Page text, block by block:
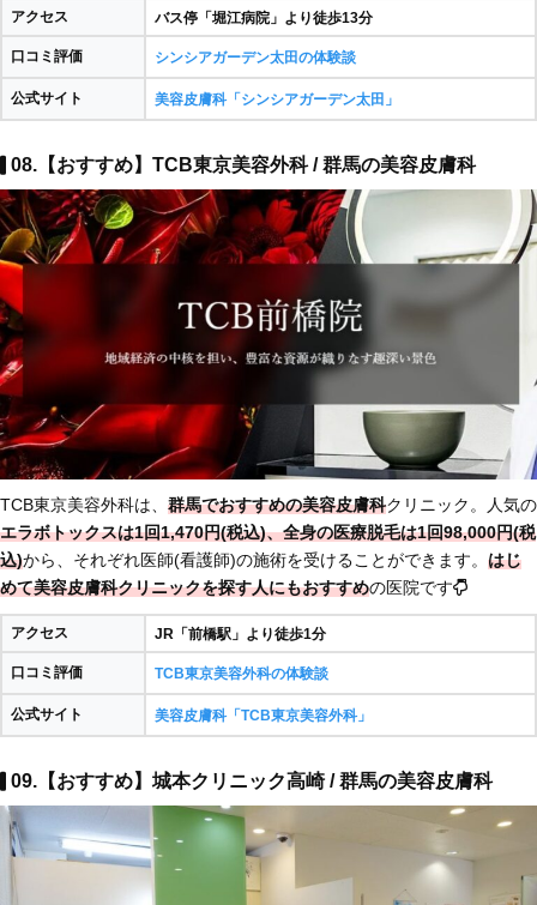
アクセス バス停「堀江病院」より徒歩13分
口コミ評価 シンシアガーデン太田の体験談
公式サイト 美容皮膚科「シンシアガーデン太田」
08.【おすすめ】TCB東京美容外科 / 群馬の美容皮膚科
TCB東京美容外科は、 群馬でおすすめの美容皮膚科クリニック。人気の
エラボトックスは1回1,470円(税込)、全身の医療脱毛は1回98,000円(税
込)から、それぞれ医師(看護師)の施術を受けることができます。 はじ
めて美容皮膚科クリニックを探す人にもおすすめの医院です
アクセス JR「前橋駅」より徒歩1分
口コミ評価 TCB東京美容外科の体験談
公式サイト 美容皮膚科「TCB東京美容外科」
09.【おすすめ】城本クリニック高崎 / 群馬の美容皮膚科